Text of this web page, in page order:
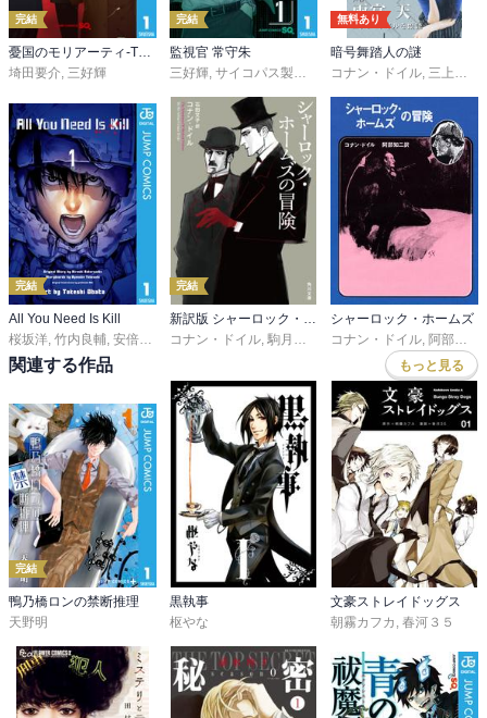
完結
憂国のモリアーティ-The Remains-
埼田要介, 三好輝
完結
監視官 常守朱
三好輝, サイコパス製作委員会 ,天野明,虚淵玄（ニト
無料あり
暗号舞踏人の謎
コナン・ドイル, 三上於莵吉
完結
All You Need Is Kill
桜坂洋 竹内良輔 安倍吉俊 小畑健
完結
コナン・ドイル 駒月雅子
シャーロック・ホームズ
コナン・ドイル 阿部知二
関連する作品 もっと見る
完結
鴨乃橋ロンの禁断推理
天野明
黒執事
枢やな
文豪ストレイドッグス
朝霧カフカ , 春河３５